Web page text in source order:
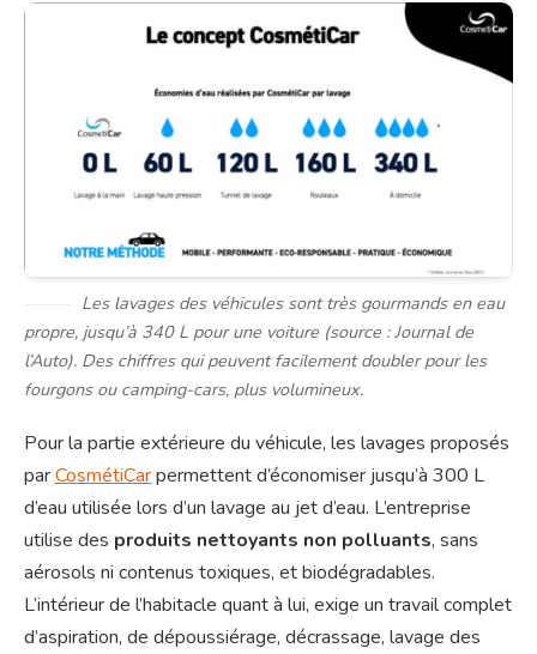
Les lavages des véhicules sont très gourmands en eau
propre, jusqu’à 340 L pour une voiture (source : Journal de
l’Auto). Des chiffres qui peuvent facilement doubler pour les
fourgons ou camping-cars, plus volumineux.
Pour la partie extérieure du véhicule, les lavages proposés
parCosmétiCarpermettent d’économiser jusqu’à 300 L
d’eau utilisée lors d’un lavage au jet d’eau. L’entreprise
utilise des produits nettoyants non polluants, sans
aérosols ni contenus toxiques, et biodégradables.
L’intérieur de l’habitacle quant à lui, exige un travail complet
d’aspiration, de dépoussiérage, décrassage, lavage des